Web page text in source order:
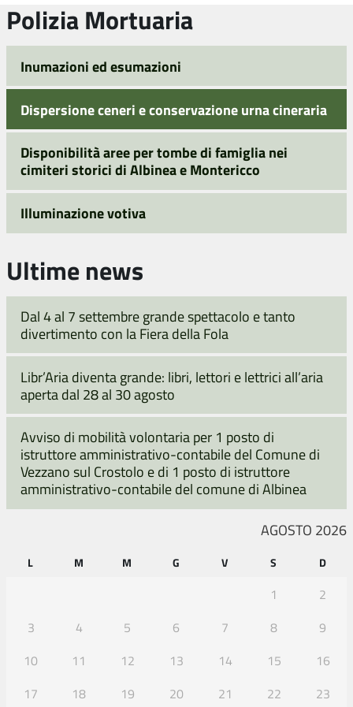
Polizia Mortuaria
Inumazioni ed esumazioni
Dispersione ceneri e conservazione urna cineraria
Disponibilità aree per tombe di famiglia nei
cimiteri storici di Albinea e Montericco
Illuminazione votiva
Ultime news
Dal 4 al 7 settembre grande spettacolo e tanto
divertimento con la Fiera della Fola
Libr’Aria diventa grande: libri, lettori e lettrici all’aria
aperta dal 28 al 30 agosto
Avviso di mobilità volontaria per 1 posto di
istruttore amministrativo-contabile del Comune di
Vezzano sul Crostolo e di 1 posto di istruttore
amministrativo-contabile del comune di Albinea
AGOSTO 2026
L M M G V S D
1
2
3
4 5 6 7 8
9
10
11 12 13 14 15
16
17
18 19 20 21 22
23